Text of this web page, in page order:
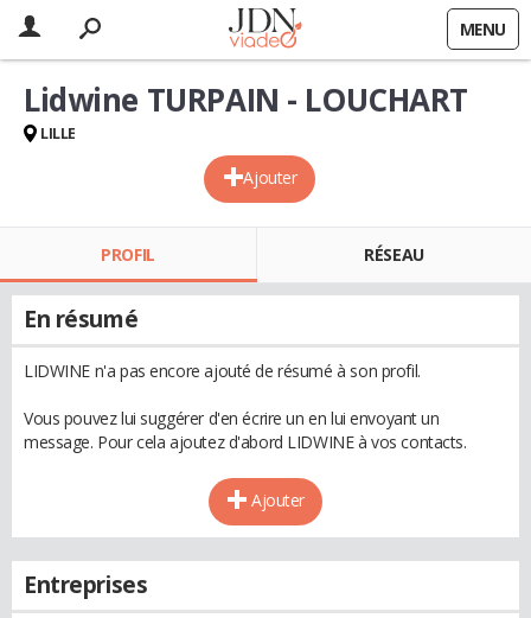
MENU
Ajouter
Lidwine TURPAIN - LOUCHART
LILLE
PROFIL RÉSEAU
En résumé
LIDWINE n'a pas encore ajouté de résumé à son profil.
Vous pouvez lui suggérer d'en écrire un en lui envoyant un
message. Pour cela ajoutez d'abord LIDWINE à vos contacts.
Ajouter
Entreprises